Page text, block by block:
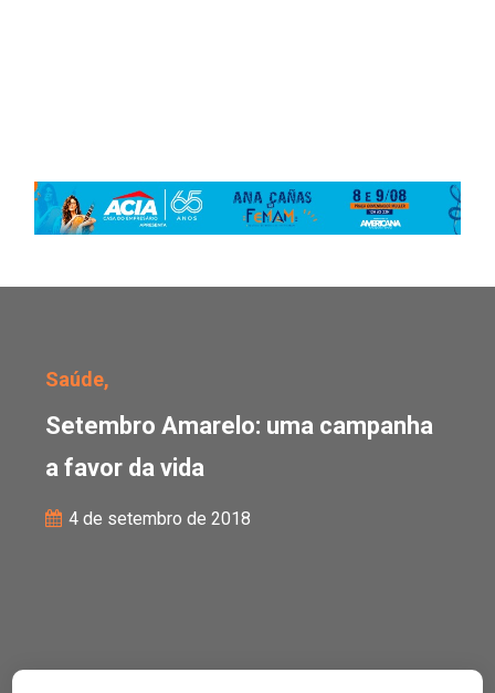
Saúde,
Setembro Amarelo: uma campanha
a favor da vida
4 de setembro de 2018